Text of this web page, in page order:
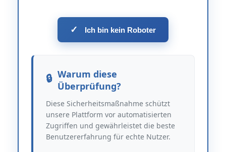
✓ Ich bin kein Roboter
Warum diese
Überprüfung?
Diese Sicherheitsmaßnahme schützt
unsere Plattform vor automatisierten
Zugriffen und gewährleistet die beste
Benutzererfahrung für echte Nutzer.